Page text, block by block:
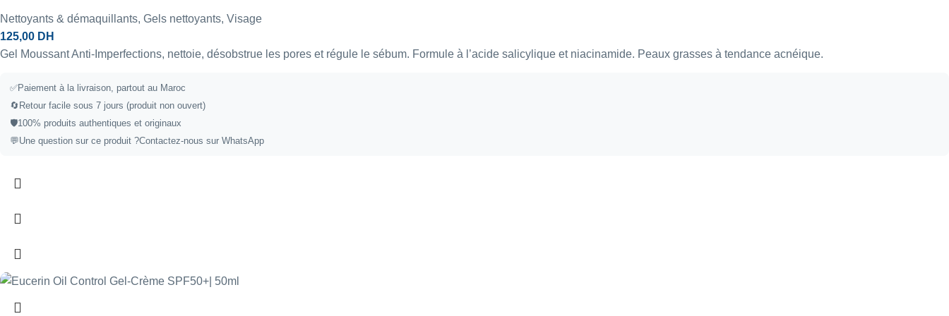
Nettoyants & démaquillants, Gels nettoyants, Visage
125,00 DH
Gel Moussant Anti-Imperfections, nettoie, désobstrue les pores et régule le sébum. Formule à l’acide salicylique et niacinamide. Peaux grasses à tendance acnéique.
✅Paiement à la livraison, partout au Maroc
🔄Retour facile sous 7 jours (produit non ouvert)
🛡️100% produits authentiques et originaux
💬Une question sur ce produit ?Contactez-nous sur WhatsApp